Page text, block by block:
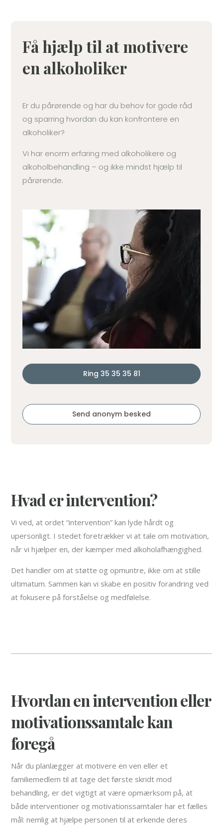
Få hjælp til at motivere
en alkoholiker
Er du pårørende og har du behov for gode råd
og sparring hvordan du kan konfrontere en
alkoholiker?
Vi har enorm erfaring med alkoholikere og
alkoholbehandling – og ikke mindst hjælp til
pårørende.
Ring 35 35 35 81
Send anonym besked
Hvad er intervention?
Vi ved, at ordet “intervention” kan lyde hårdt og
upersonligt. I stedet foretrækker vi at tale om motivation,
når vi hjælper en, der kæmper med alkoholafhængighed.
Det handler om at støtte og opmuntre, ikke om at stille
ultimatum. Sammen kan vi skabe en positiv forandring ved
at fokusere på forståelse og medfølelse.
Hvordan en intervention eller
motivationssamtale kan
foregå
Når du planlægger at motivere en ven eller et
familiemedlem til at tage det første skridt mod
behandling, er det vigtigt at være opmærksom på, at
både interventioner og motivationssamtaler har et fælles
mål: nemlig at hjælpe personen til at erkende deres